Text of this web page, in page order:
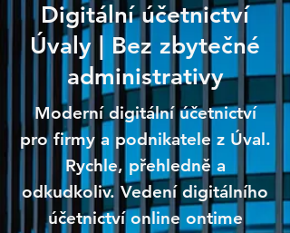
Digitální účetnictví
Úvaly | Bez zbytečné
administrativy
Moderní digitální účetnictví
pro firmy a podnikatele z Úval.
Rychle, přehledně a
odkudkoliv. Vedení digitálního
účetnictví online ontime